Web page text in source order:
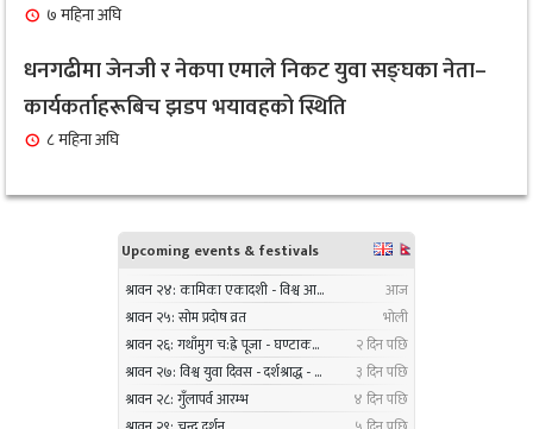
१ महिना अघि
९
सर्लाहीका बिमल साहलाई भारतको मुम्बईमा ‘हार्मोनियम
ट्युनिङ विशेषज्ञ’ पदकबाट सम्मानित
३ महिना अघि
१०
नगरप्रमुख तामाङको अध्यक्षतामा जलवायु उत्थानशील
कार्यढाँचा सम्बन्धी एकदिने क्षमता अभिवृद्धि कार्यक्रम
सम्पन्न
७ महिना अघि
धनगढीमा जेनजी र नेकपा एमाले निकट युवा सङ्घका नेता–
कार्यकर्ताहरूबिच झडप भयावहको स्थिति
८ महिना अघि